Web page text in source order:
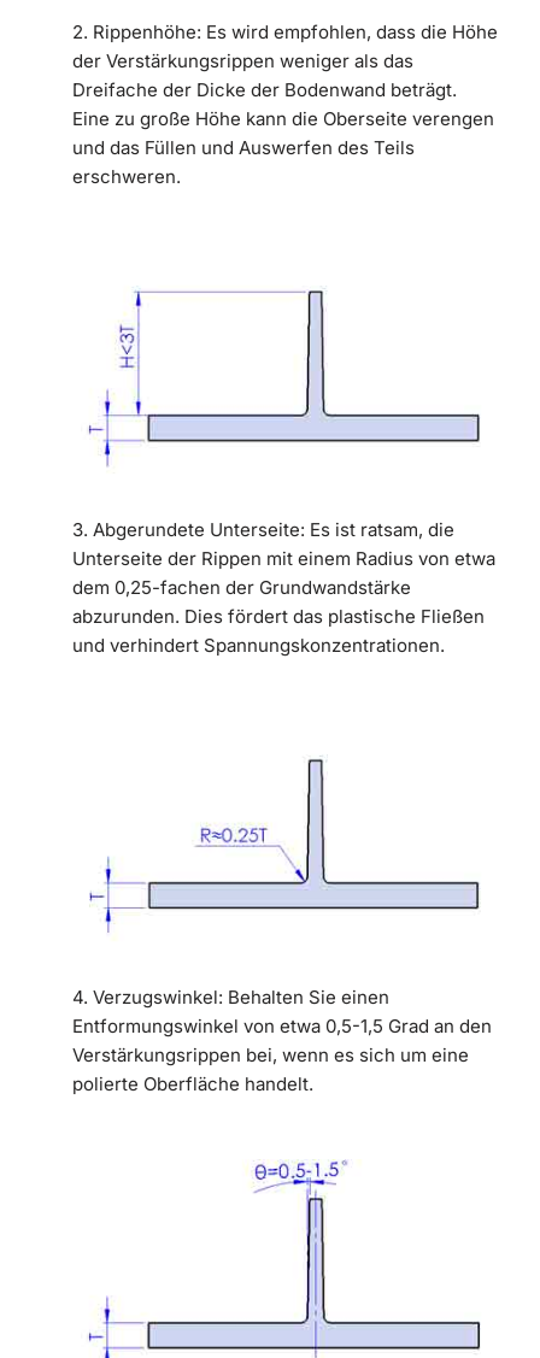
2. Rippenhöhe: Es wird empfohlen, dass die Höhe
der Verstärkungsrippen weniger als das
Dreifache der Dicke der Bodenwand beträgt.
Eine zu große Höhe kann die Oberseite verengen
und das Füllen und Auswerfen des Teils
erschweren.
3. Abgerundete Unterseite: Es ist ratsam, die
Unterseite der Rippen mit einem Radius von etwa
dem 0,25-fachen der Grundwandstärke
abzurunden. Dies fördert das plastische Fließen
und verhindert Spannungskonzentrationen.
4. Verzugswinkel: Behalten Sie einen
Entformungswinkel von etwa 0,5-1,5 Grad an den
Verstärkungsrippen bei, wenn es sich um eine
polierte Oberfläche handelt.